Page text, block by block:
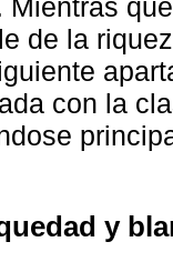
de la
con la
y